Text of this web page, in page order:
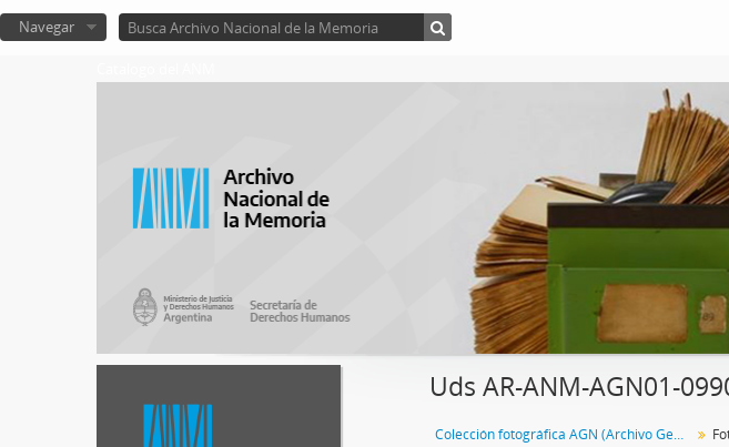
Navegar
Uds AR-ANM-AGN01-
Colección fotográfica AGN (Archivo General de la Nación)